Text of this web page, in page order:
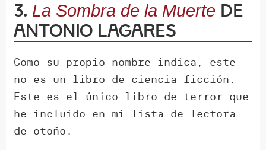
3. La Sombra de la Muerte de
Antonio Lagares
Como su propio nombre indica, este
no es un libro de ciencia ficción.
Este es el único libro de terror que
he incluido en mi lista de lectora
de otoño.